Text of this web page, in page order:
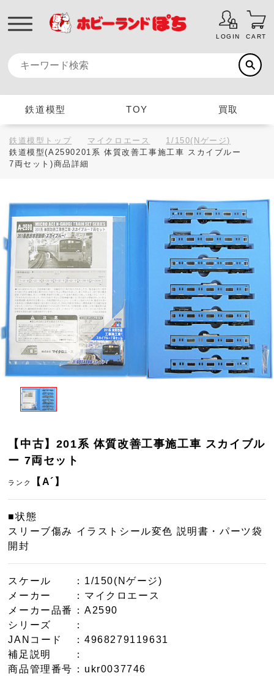
LOGIN CART
鉄道模型 TOY 買取
鉄道模型トップ マイクロエース
1/150(Nゲージ)
鉄道模型(A2590201系 体質改善工事施工車 スカイブルー
7両セット)商品詳細
【中古】201系 体質改善工事施工車 スカイブル
ー 7両セット
ランク 【A´】
■状態
スリーブ傷み イラストシール変色 説明書・パーツ袋
開封
スケール
：1/150(Nゲージ)
メーカー
：マイクロエース
メーカー品番
：A2590
シリーズ
：
JANコード
：4968279119631
補足説明
：
商品管理番号 ：ukr0037746